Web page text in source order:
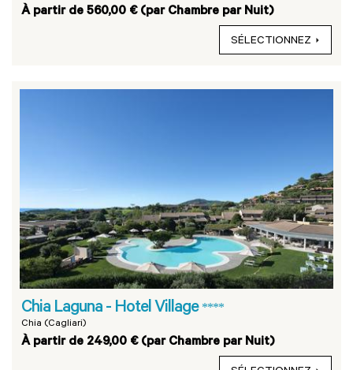
À partir de 560,00 € (par Chambre par Nuit)
SÉLECTIONNEZ
Chia Laguna - Hotel Village ****
Chia (Cagliari)
À partir de 249,00 € (par Chambre par Nuit)